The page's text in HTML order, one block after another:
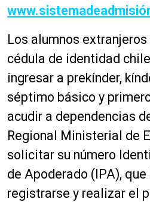
Los alumnos
cédula de identidad
ingresar a prekínder,
séptimo básico y
acudir a dependencias
Regional Ministerial de
solicitar su número
de Apoderado (IPA),
registrarse y realizar el